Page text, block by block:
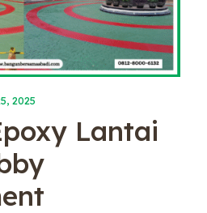
2025
Lantai